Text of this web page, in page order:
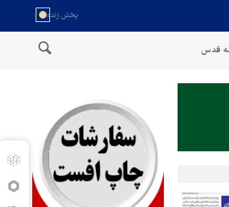
قدس
مسلح یمن: کشتی نفتی عربستان را با موشک بالستیک